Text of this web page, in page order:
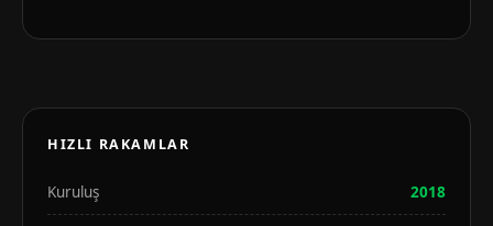
HIZLI RAKAMLAR
Kuruluş 2018